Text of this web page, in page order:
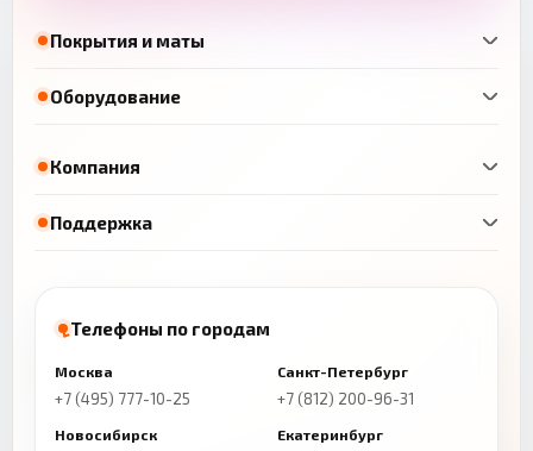
Покрытия и маты
Оборудование
Компания
Поддержка
Телефоны по городам
Москва
+7 (495) 777-10-25
Санкт-Петербург
+7 (812) 200-96-31
Новосибирск Екатеринбург